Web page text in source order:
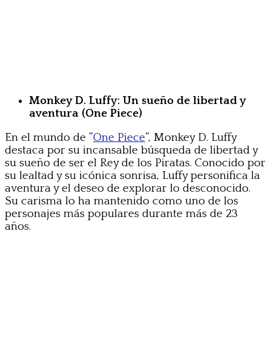
Monkey D. Luffy: Un sueño de libertad y
aventura (One Piece)
En el mundo de “One Piece“, Monkey D. Luffy
destaca por su incansable búsqueda de libertad y
su sueño de ser el Rey de los Piratas. Conocido por
su lealtad y su icónica sonrisa, Luffy personifica la
aventura y el deseo de explorar lo desconocido.
Su carisma lo ha mantenido como uno de los
personajes más populares durante más de 23
años.